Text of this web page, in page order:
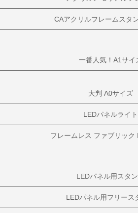
CAアクリルフレームスタ
一番人気！A1サイ
大判 A0サイズ
LEDパネルライト
フレームレス ファブリック
LEDパネル用スタ
LEDパネル用フリース